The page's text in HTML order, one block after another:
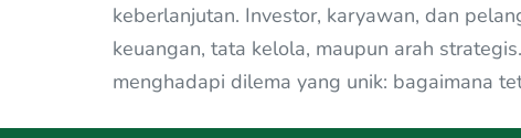
keberlanjutan. Investor, karyawan, dan
keuangan, tata kelola, maupun arah
menghadapi dilema yang unik: bagaimana